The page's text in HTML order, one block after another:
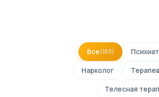
Все(163)
Нарколог
Телесная